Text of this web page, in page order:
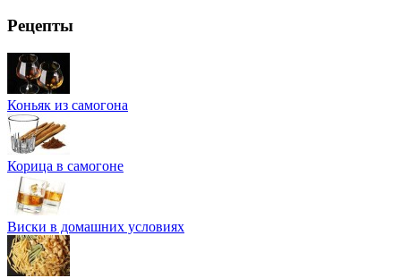
Рецепты
Коньяк из самогона
Корица в самогоне
Виски в домашних условиях